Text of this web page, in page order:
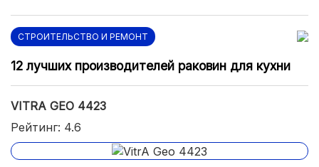
СТРОИТЕЛЬСТВО И РЕМОНТ
12 лучших производителей раковин для кухни
VITRA GEO 4423
Рейтинг: 4.6